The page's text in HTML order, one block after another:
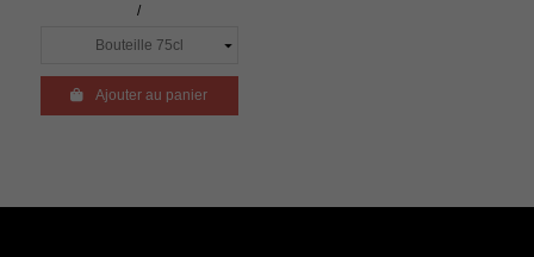
/
Ajouter au panier